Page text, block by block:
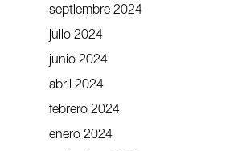
septiembre 2024
julio 2024
junio 2024
abril 2024
febrero 2024
enero 2024